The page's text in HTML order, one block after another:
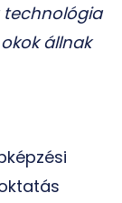
technológia
állnak